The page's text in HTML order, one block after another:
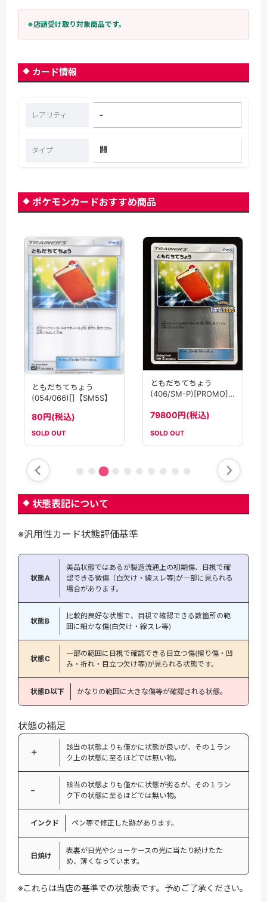
※店頭受け取り対象商品です。
カード情報
レアリティ -
タイプ 闘
ポケモンカードおすすめ商品
ともだちてちょう
(054/066)[]【SM5S】
80円(税込)
SOLD OUT
ともだちてちょう
(406/SM-P)[PROMO]
79800円(税込)
SOLD OUT
状態表記について
※汎用性カード状態評価基準
状態A
美品状態ではあるが製造流通上の初期傷、目視で確
認できる微傷（白欠け・線スレ等)が一部に見られる
場合があります。
状態B
比較的良好な状態で、目視で確認できる数箇所の範
囲に細かな傷(白欠け・線スレ等)
状態C
一部の範囲に目視で確認できる目立つ傷(擦り傷・凹
み・折れ・目立つ欠け等)が見られる状態です。
状態D以下 かなりの範囲に大きな傷等が確認される状態。
状態の補足
＋
該当の状態よりも僅かに状態が良いが、その１ラン
ク上の状態に至るほどでは無い物。
−
該当の状態よりも僅かに状態が劣るが、その１ラン
ク下の状態に至るほどでは無い物。
インクド ペン等で修正した跡があります。
日焼け
表裏が日光やショーケースの光に当たり続けたた
め、薄くなっています。
※これらは当店の基準での状態表です。予めご了承ください。